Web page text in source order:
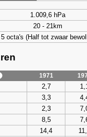
1.009,6 hPa
20 - 21km
5 octa's (Half tot zwaar
1971
2,7
3,3
2,3
8,5
14,4